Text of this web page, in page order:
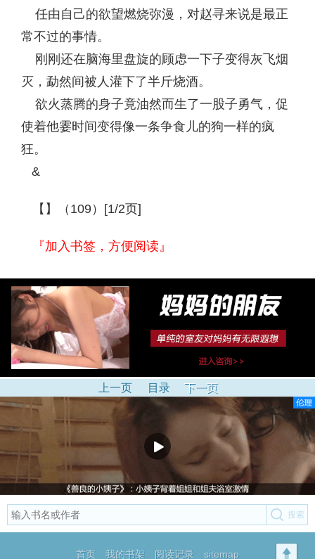
任由自己的欲望燃烧弥漫，对赵寻来说是最正
常不过的事情。
刚刚还在脑海里盘旋的顾虑一下子变得灰飞烟
灭，勐然间被人灌下了半斤烧酒。
欲火蒸腾的身子竟油然而生了一股子勇气，促
使着他霎时间变得像一条争食儿的狗一样的疯
狂。
&
【】（109）[1/2页]
『加入书签，方便阅读』
上一页 目录 下一页
首页 我的书架 阅读记录 sitemap